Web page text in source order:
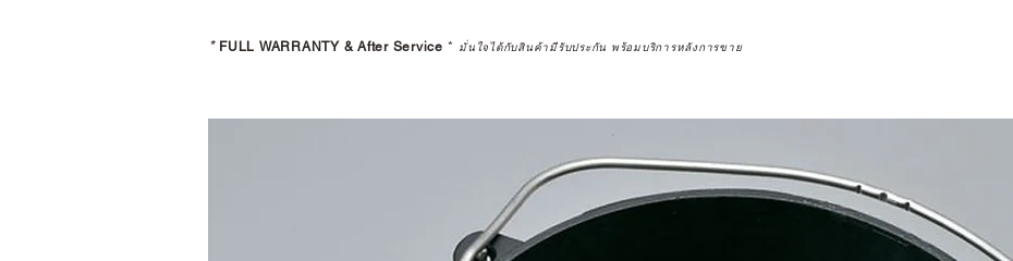
* FULL WARRANTY & After Service * มั่นใจได้กับสินค้ามีรับประกัน พร้อมบริการหลังการขาย